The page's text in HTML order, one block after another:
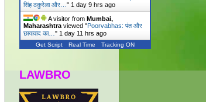
सिंह ठकुरेला और… " 1 day 9 hrs ago
A visitor from Mumbai,
Maharashtraviewed "Poorvabhas: पंत और
छायावाद का… " 1 day 11 hrs ago
Get Script Real Time Tracking ON
LAWBRO